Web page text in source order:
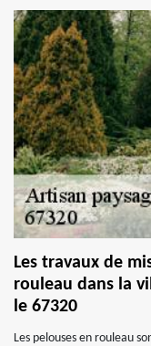
Les travaux de
rouleau dans la
le 67320
Les pelouses en rouleau